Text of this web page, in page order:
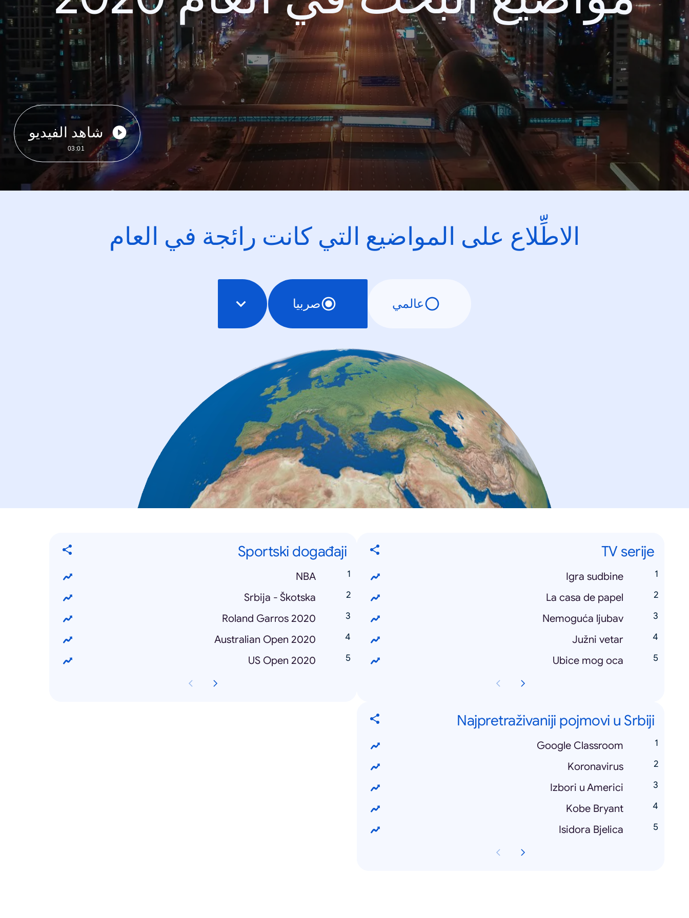
شاهد الفيديو
03:01
الاطِّلاع على المواضيع التي كانت رائجة في العام
عالمي صربيا
TV serije
Igra sudbine
La casa de papel
Nemoguća ljubav
Južni vetar
Ubice mog oca
Sportski događaji
NBA
Srbija - Škotska
Roland Garros 2020
Australian Open 2020
US Open 2020
Najpretraživaniji pojmovi u Srbiji
Google Classroom
Koronavirus
Izbori u Americi
Kobe Bryant
Isidora Bjelica